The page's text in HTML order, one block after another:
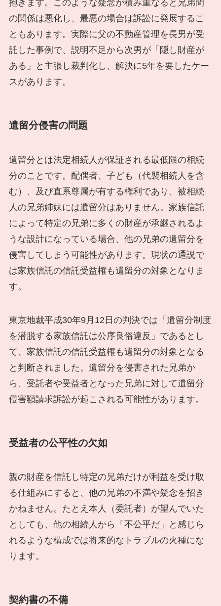
抱きます。このような疑念が積み重なると兄弟間
の関係は悪化し、最悪の場合は訴訟に発展するこ
ともあります。実際に父の不動産管理を長男が受
託した事例で、説明不足から次男が「隠し財産が
ある」と主張し裁判化し、解決に5年を要したケー
スがあります。
遺留分侵害の問題
遺留分とは法定相続人が保証される最低限の相続
分のことです。配偶者、子ども（代襲相続人を含
む）、及び直系尊属が有する権利であり、被相続
人の兄弟姉妹には遺留分はありません。家族信託
によって特定の兄弟に多くの財産が承継されるよ
うな設計になっている場合、他の兄弟の遺留分を
侵害してしまう可能性があります。現状の通説で
は家族信託の信託受益権も遺留分の対象となりま
す。
東京地裁平成30年9月12日の判決では「遺留分制度
を潜脱する家族信託は公序良俗違反」であるとし
て、家族信託の信託受益権も遺留分の対象となる
と判断されました。遺留分を侵害された兄弟か
ら、受託者や受益者となった兄弟に対して遺留分
侵害額請求訴訟が起こされる可能性があります。
受益者の公平性の欠如
親の財産を信託し特定の兄弟だけが利益を受け取
る仕組みにすると、他の兄弟の不満や疑念を招き
かねません。たとえ本人（委託者）が望んでいた
としても、他の相続人から「不公平だ」と感じら
れるような構成では将来的なトラブルの火種にな
ります。
契約書の不備